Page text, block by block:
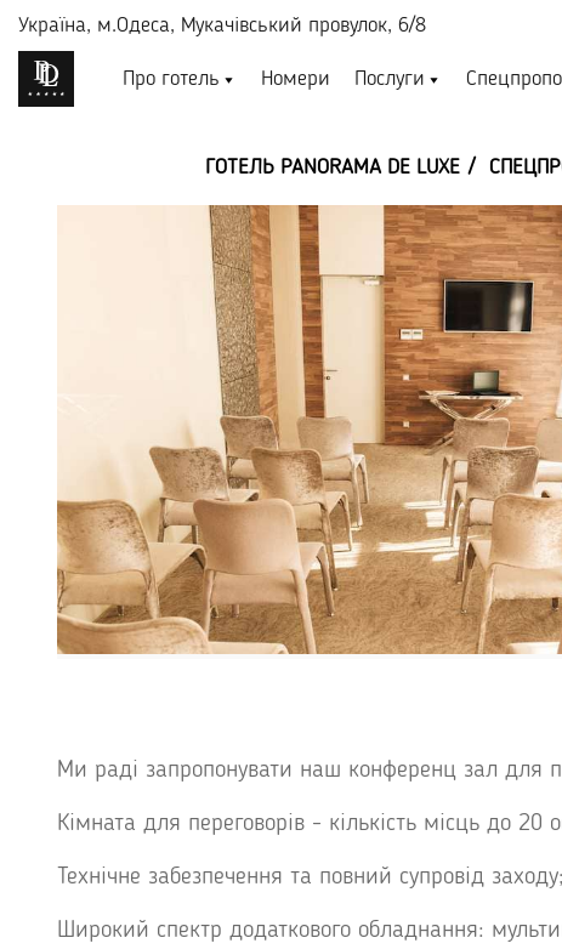
Україна, м.Одеса, Мукачівський провулок, 6/8
Про готель Номери Послуги
ГОТЕЛЬ PANORAMA DE LUXE
Ми раді запропонувати наш конференц зал для
Кімната для переговорів - кількість місць до 20
Технічне забезпечення та повний супровід заходу;
Широкий спектр додаткового обладнання: